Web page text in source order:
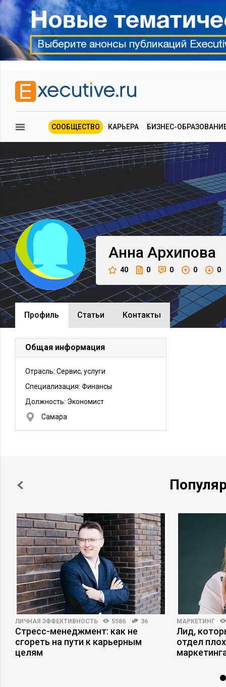
СООБЩЕСТВО КАРЬЕРА БИЗНЕС-
Анна Архипова
40 0 0 0 0
Профиль Cтатьи Контакты
Общая информация
Отрасль: Сервис, услуги
Специализация: Финансы
Должность: Экономист
Самара
ЛИЧНАЯ ЭФФЕКТИВНОСТЬ 5586 36
Стресс-менеджмент: как не
сгореть на пути к карьерным
целям
МАРКЕТИНГ
Лид,
отдел